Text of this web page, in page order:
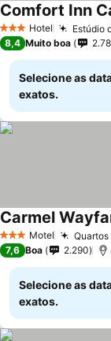
3 EstrelasHotel Estúdio
Comfort Inn
8,4 Muito boa
Selecione as
exatos.
3 EstrelasMotel
Carmel
7,6 Boa 2.290
Selecione as
exatos.